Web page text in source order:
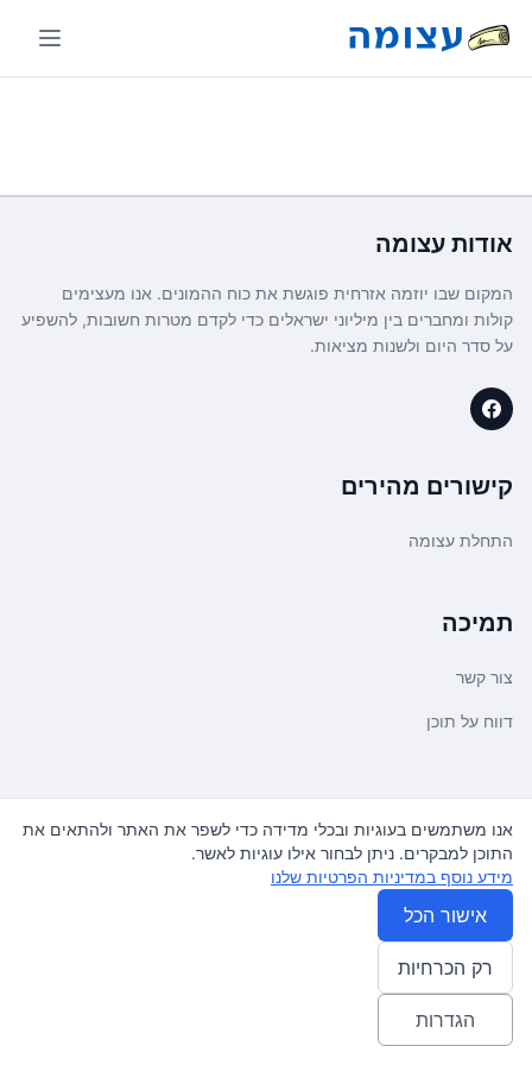
אודות עצומה
המקום שבו יוזמה אזרחית פוגשת את כוח ההמונים. אנו מעצימים
קולות ומחברים בין מיליוני ישראלים כדי לקדם מטרות חשובות, להשפיע
על סדר היום ולשנות מציאות.
קישורים מהירים
התחלת עצומה
תמיכה
צור קשר
דווח על תוכן
משפטי ועדכונים
מדיניות פרטיות
תנאי שימוש
© 2026 עצומה. כל הזכויות שמורות.
אנו משתמשים בעוגיות ובכלי מדידה כדי לשפר את האתר ולהתאים את
התוכן למבקרים. ניתן לבחור אילו עוגיות לאשר.
מידע נוסף במדיניות הפרטיות שלנו
אישור הכל
רק הכרחיות
הגדרות